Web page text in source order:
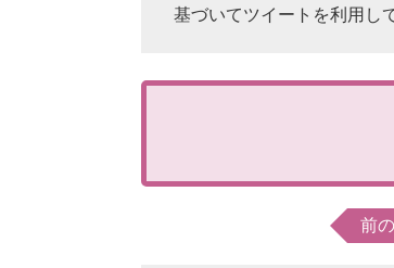
基づいてツイートを利用し
前